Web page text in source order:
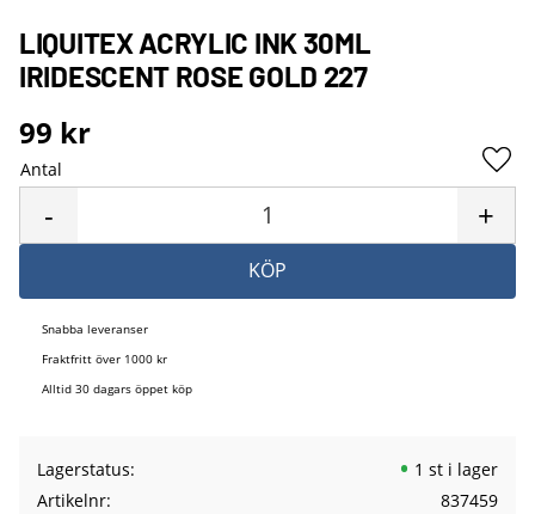
LIQUITEX ACRYLIC INK 30ML
IRIDESCENT ROSE GOLD 227
99 kr
Antal
+
-
KÖP
Snabba leveranser
Fraktfritt över 1000 kr
Alltid 30 dagars öppet köp
Lagerstatus
1 st i lager
Artikelnr
837459